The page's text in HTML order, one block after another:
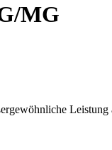
MG
Leistung